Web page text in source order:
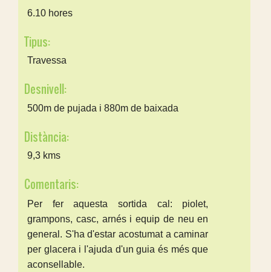
6.10 hores
Tipus:
Travessa
Desnivell:
500m de pujada i 880m de baixada
Distància:
9,3 kms
Comentaris:
Per fer aquesta sortida cal: piolet,
grampons, casc, arnés i equip de neu en
general. S'ha d'estar acostumat a caminar
per glacera i l'ajuda d'un guia és més que
aconsellable.